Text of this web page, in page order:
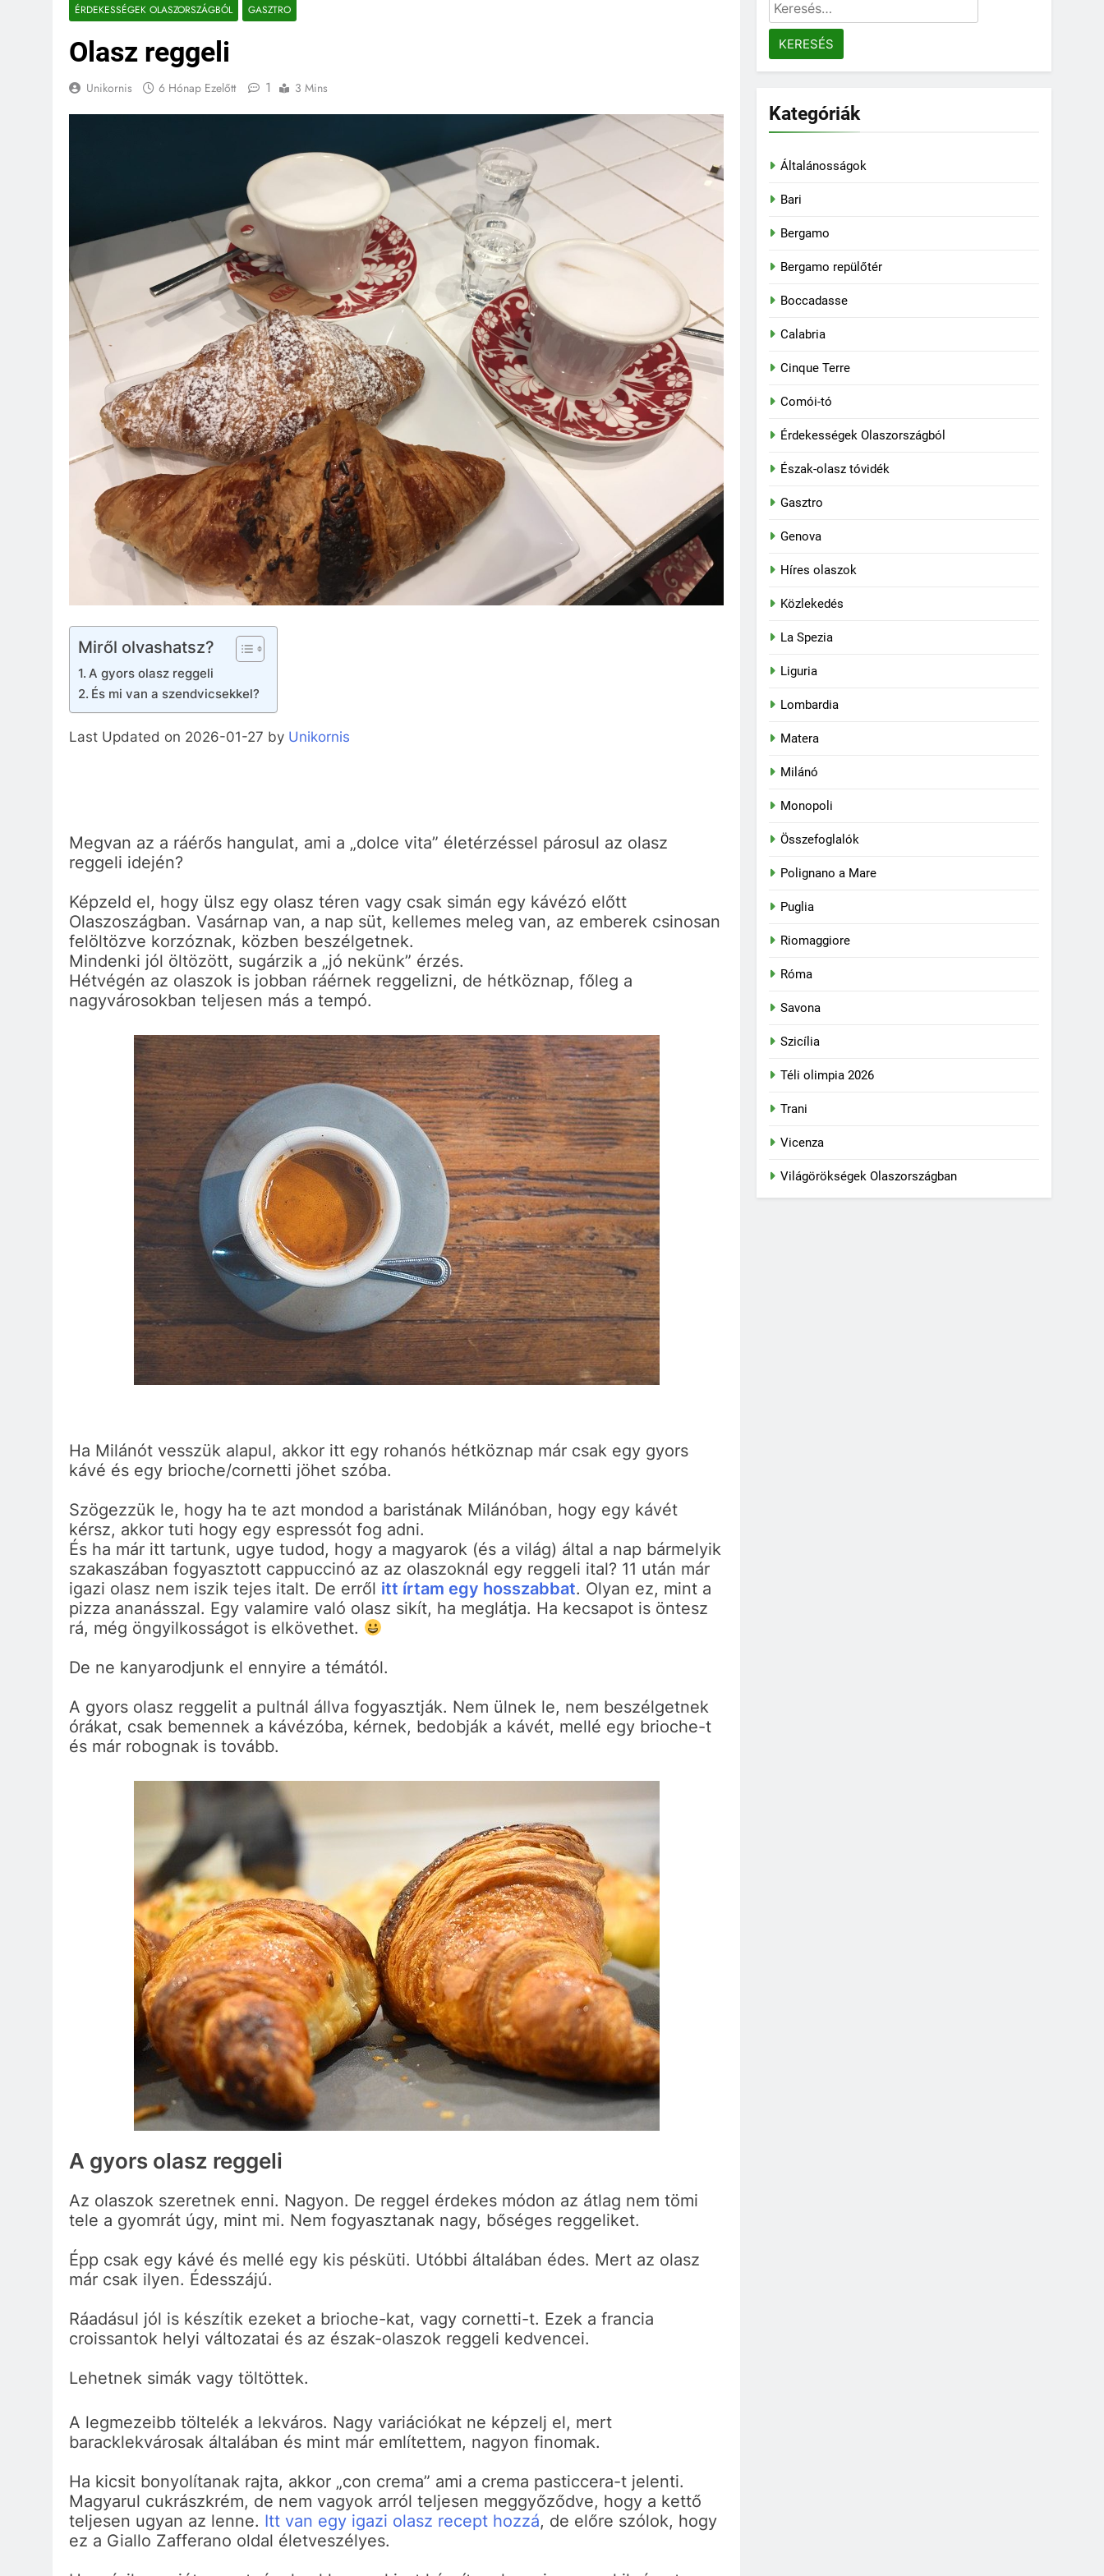
ÉRDEKESSÉGEK OLASZORSZÁGBÓL GASZTRO
Olasz reggeli
Unikornis 6 Hónap Ezelőtt 1 3 Mins
Miről olvashatsz?
A gyors olasz reggeli
És mi van a szendvicsekkel?
Last Updated on 2026-01-27 by Unikornis
Megvan az a ráérős hangulat, ami a „dolce vita” életérzéssel párosul az olasz
reggeli idején?
Képzeld el, hogy ülsz egy olasz téren vagy csak simán egy kávézó előtt
Olaszoszágban. Vasárnap van, a nap süt, kellemes meleg van, az emberek csinosan
felöltözve korzóznak, közben beszélgetnek.
Mindenki jól öltözött, sugárzik a „jó nekünk” érzés.
Hétvégén az olaszok is jobban ráérnek reggelizni, de hétköznap, főleg a
nagyvárosokban teljesen más a tempó.
Ha Milánót vesszük alapul, akkor itt egy rohanós hétköznap már csak egy gyors
kávé és egy brioche/cornetti jöhet szóba.
Szögezzük le, hogy ha te azt mondod a baristának Milánóban, hogy egy kávét
kérsz, akkor tuti hogy egy espressót fog adni.
És ha már itt tartunk, ugye tudod, hogy a magyarok (és a világ) által a nap bármelyik
szakaszában fogyasztott cappuccinó az az olaszoknál egy reggeli ital? 11 után már
igazi olasz nem iszik tejes italt. De erről itt írtam egy hosszabbat. Olyan ez, mint a
pizza ananásszal. Egy valamire való olasz sikít, ha meglátja. Ha kecsapot is öntesz
rá, még öngyilkosságot is elkövethet.
De ne kanyarodjunk el ennyire a témától.
A gyors olasz reggelit a pultnál állva fogyasztják. Nem ülnek le, nem beszélgetnek
órákat, csak bemennek a kávézóba, kérnek, bedobják a kávét, mellé egy brioche-t
és már robognak is tovább.
A gyors olasz reggeli
Az olaszok szeretnek enni. Nagyon. De reggel érdekes módon az átlag nem tömi
tele a gyomrát úgy, mint mi. Nem fogyasztanak nagy, bőséges reggeliket.
Épp csak egy kávé és mellé egy kis pésküti. Utóbbi általában édes. Mert az olasz
már csak ilyen. Édesszájú.
Ráadásul jól is készítik ezeket a brioche-kat, vagy cornetti-t. Ezek a francia
croissantok helyi változatai és az észak-olaszok reggeli kedvencei.
Lehetnek simák vagy töltöttek.
A legmezeibb töltelék a lekváros. Nagy variációkat ne képzelj el, mert
baracklekvárosak általában és mint már említettem, nagyon finomak.
Ha kicsit bonyolítanak rajta, akkor „con crema” ami a crema pasticcera-t jelenti.
Magyarul cukrászkrém, de nem vagyok arról teljesen meggyőződve, hogy a kettő
teljesen ugyan az lenne. Itt van egy igazi olasz recept hozzá, de előre szólok, hogy
ez a Giallo Zafferano oldal életveszélyes.
Keresés:
Kategóriák
Általánosságok
Bari
Bergamo
Bergamo repülőtér
Boccadasse
Calabria
Cinque Terre
Comói-tó
Érdekességek Olaszországból
Észak-olasz tóvidék
Gasztro
Genova
Híres olaszok
Közlekedés
La Spezia
Liguria
Lombardia
Matera
Milánó
Monopoli
Összefoglalók
Polignano a Mare
Puglia
Riomaggiore
Róma
Savona
Szicília
Téli olimpia 2026
Trani
Vicenza
Világörökségek Olaszországban